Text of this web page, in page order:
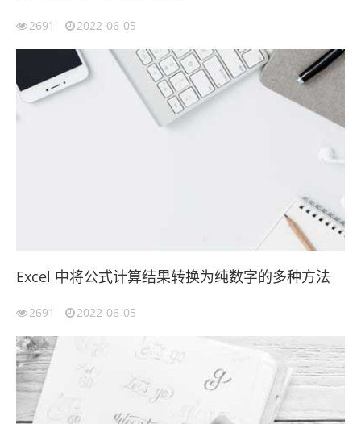
2691 2022-06-05
Excel 中将公式计算结果转换为纯数字的多种方法
2691 2022-06-05